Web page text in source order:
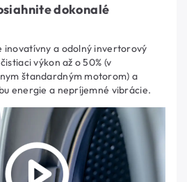
dokonalé
inovatívny a odolný invertorový
výkon až o 50% (v
štandardným motorom) a
energie a nepríjemné vibrácie.